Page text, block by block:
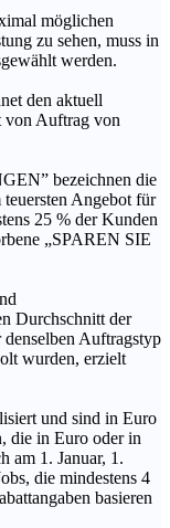
möglichen
zu sehen, muss in
werden.
den aktuell
von Auftrag von
bezeichnen die
Angebot für
25 % der Kunden
„SPAREN SIE
Durchschnitt der
Auftragstyp
wurden, erzielt
und sind in Euro
die in Euro oder in
am 1. Januar, 1.
die mindestens 4
basieren